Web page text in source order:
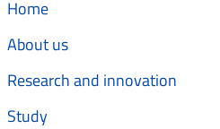
Home
About us
Research and innovation
Study